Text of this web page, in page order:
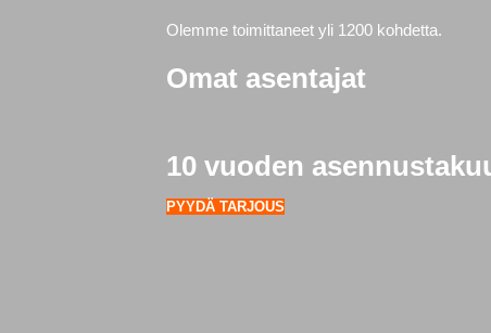
Olemme toimittaneet yli 1200 kohdetta.
Omat asentajat
10 vuoden
PYYDÄ TARJOUS